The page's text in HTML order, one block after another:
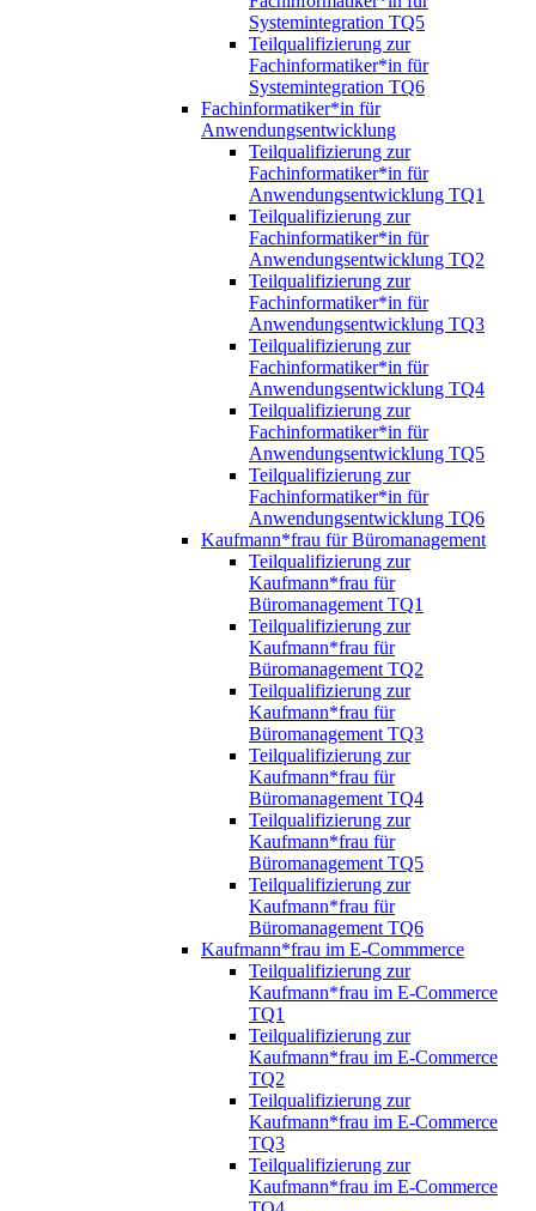
Systemintegration TQ5
Teilqualifizierung zur
Fachinformatiker*in für
Systemintegration TQ6
Fachinformatiker*in für
Anwendungsentwicklung
Teilqualifizierung zur
Fachinformatiker*in für
Anwendungsentwicklung TQ1
Teilqualifizierung zur
Fachinformatiker*in für
Anwendungsentwicklung TQ2
Teilqualifizierung zur
Fachinformatiker*in für
Anwendungsentwicklung TQ3
Teilqualifizierung zur
Fachinformatiker*in für
Anwendungsentwicklung TQ4
Teilqualifizierung zur
Fachinformatiker*in für
Anwendungsentwicklung TQ5
Teilqualifizierung zur
Fachinformatiker*in für
Anwendungsentwicklung TQ6
Kaufmann*frau für Büromanagement
Teilqualifizierung zur
Kaufmann*frau für
Büromanagement TQ1
Teilqualifizierung zur
Kaufmann*frau für
Büromanagement TQ2
Teilqualifizierung zur
Kaufmann*frau für
Büromanagement TQ3
Teilqualifizierung zur
Kaufmann*frau für
Büromanagement TQ4
Teilqualifizierung zur
Kaufmann*frau für
Büromanagement TQ5
Teilqualifizierung zur
Kaufmann*frau für
Büromanagement TQ6
Kaufmann*frau im E-Commmerce
Teilqualifizierung zur
Kaufmann*frau im E-Commerce
TQ1
Teilqualifizierung zur
Kaufmann*frau im E-Commerce
TQ2
Teilqualifizierung zur
Kaufmann*frau im E-Commerce
TQ3
Teilqualifizierung zur
Kaufmann*frau im E-Commerce